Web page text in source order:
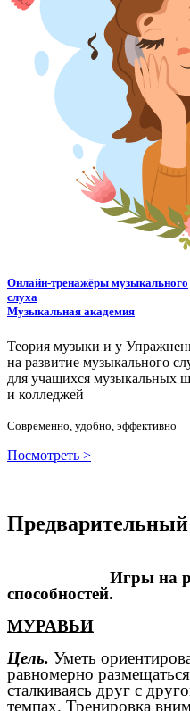
Онлайн-тренажёры музыкального
слуха
Музыкальная академия
Теория музыки и у У
на развитие музыкального
для учащихся музыкальных
и колледжей
Современно, удобно, эффективно
Посмотреть >
Игры на
способностей.
МУРАВЬИ
Цель. Уметь
равномерно
сталкиваясь друг с
темпах. Тренировка